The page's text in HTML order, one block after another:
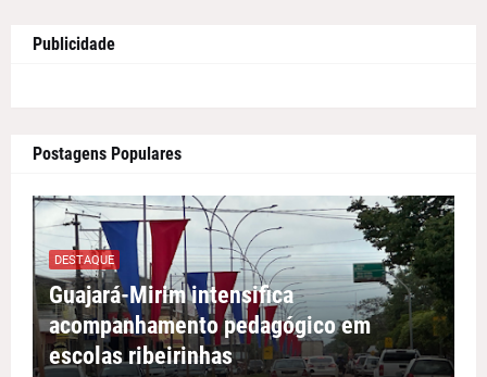
Publicidade
Postagens Populares
DESTAQUE
Guajará-Mirim intensifica
acompanhamento pedagógico em
escolas ribeirinhas